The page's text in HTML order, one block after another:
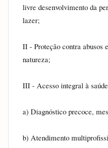
livre desenvolvimento da
lazer;
II - Proteção contra abusos
natureza;
III - Acesso integral à
a) Diagnóstico precoce,
b) Atendimento